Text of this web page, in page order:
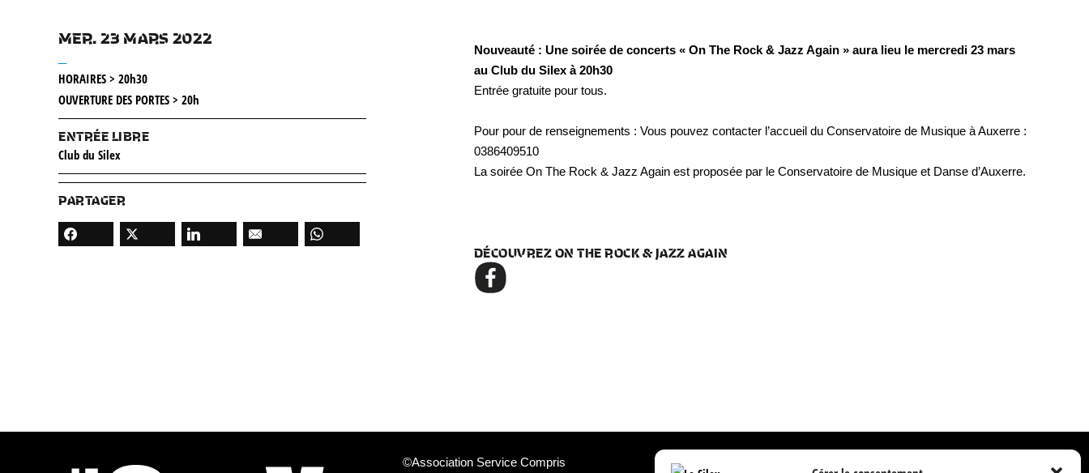
MER. 23 MARS 2022
HORAIRES > 20h30
OUVERTURE DES PORTES > 20h
ENTRÉE LIBRE
Club du Silex
PARTAGER
Nouveauté : Une soirée de concerts « On The Rock & Jazz Again » aura lieu le mercredi 23 mars
au Club du Silex à 20h30
Entrée gratuite pour tous.
Pour pour de renseignements : Vous pouvez contacter l’accueil du Conservatoire de Musique à Auxerre :
0386409510
La soirée On The Rock & Jazz Again est proposée par le Conservatoire de Musique et Danse d’Auxerre.
DÉCOUVREZ ON THE ROCK & JAZZ AGAIN
©Association Service Compris